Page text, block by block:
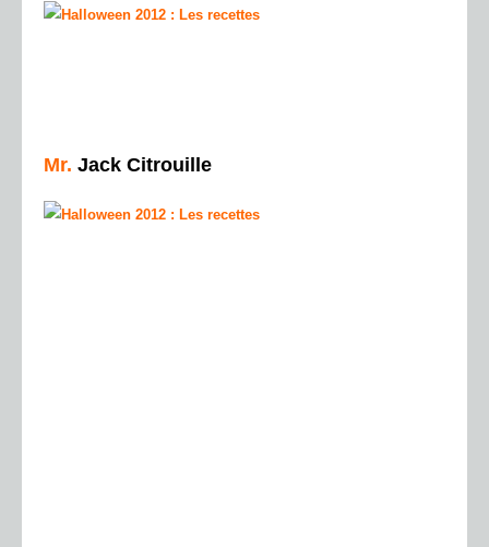
Mr. Jack Citrouille